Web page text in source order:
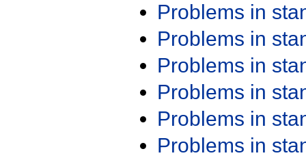
Problems in
Problems in
Problems in
Problems in
Problems in
Problems in